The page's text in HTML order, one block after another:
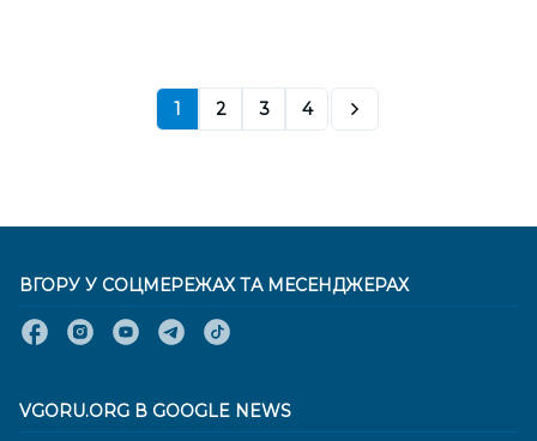
1 2 3 4
ВГОРУ У СОЦМЕРЕЖАХ ТА МЕСЕНДЖЕРАХ
VGORU.ORG В GOOGLE NEWS